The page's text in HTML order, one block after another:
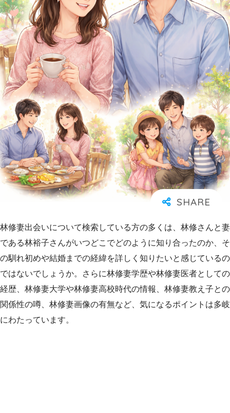
林修妻出会いについて検索している方の多くは、林修さんと妻
である林裕子さんがいつどこでどのように知り合ったのか、そ
の馴れ初めや結婚までの経緯を詳しく知りたいと感じているの
ではないでしょうか。さらに林修妻学歴や林修妻医者としての
経歴、林修妻大学や林修妻高校時代の情報、林修妻教え子との
関係性の噂、林修妻画像の有無など、気になるポイントは多岐
にわたっています。